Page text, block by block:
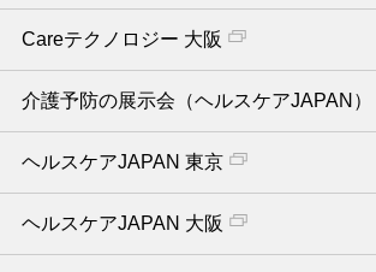
Careテクノロジー 大阪
介護予防の展示会（ヘルスケアJAPAN）
ヘルスケアJAPAN 東京
ヘルスケアJAPAN 大阪